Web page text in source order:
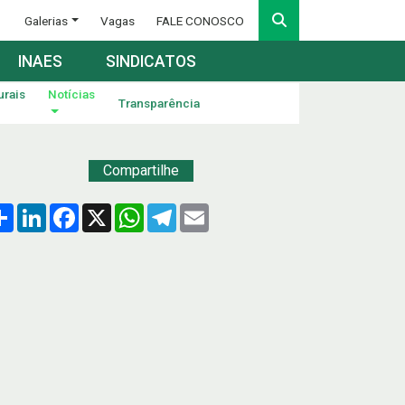
Galerias Vagas FALE CONOSCO
INAES SINDICATOS
Notícias
Transparência
Compartilhe
Compartilhar
LinkedInFacebook
X WhatsApp
Telegram